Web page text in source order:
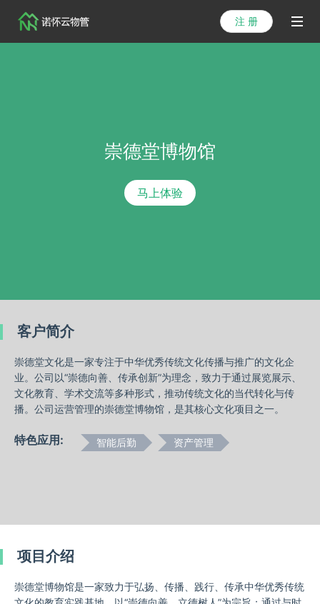
注 册
崇德堂博物馆
马上体验
客户简介
崇德堂文化是一家专注于中华优秀传统文化传播与推广的文化企
业。公司以“崇德向善、传承创新”为理念，致力于通过展览展示、
文化教育、学术交流等多种形式，推动传统文化的当代转化与传
播。公司运营管理的崇德堂博物馆，是其核心文化项目之一。
特色应用: 智能后勤 资产管理
项目介绍
崇德堂博物馆是一家致力于弘扬、传播、践行、传承中华优秀传统